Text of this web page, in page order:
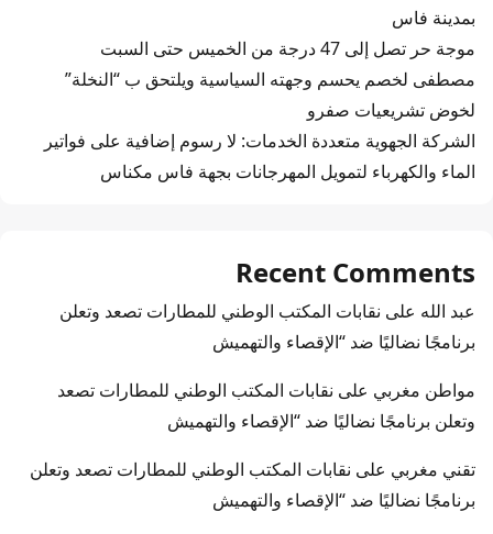
بمدينة فاس
موجة حر تصل إلى 47 درجة من الخميس حتى السبت
مصطفى لخصم يحسم وجهته السياسية ويلتحق ب “النخلة”
لخوض تشريعيات صفرو
الشركة الجهوية متعددة الخدمات: لا رسوم إضافية على فواتير
الماء والكهرباء لتمويل المهرجانات بجهة فاس مكناس
Recent Comments
عبد الله على نقابات المكتب الوطني للمطارات تصعد وتعلن
برنامجًا نضاليًا ضد “الإقصاء والتهميش
مواطن مغربي على نقابات المكتب الوطني للمطارات تصعد
وتعلن برنامجًا نضاليًا ضد “الإقصاء والتهميش
تقني مغربي على نقابات المكتب الوطني للمطارات تصعد وتعلن
برنامجًا نضاليًا ضد “الإقصاء والتهميش